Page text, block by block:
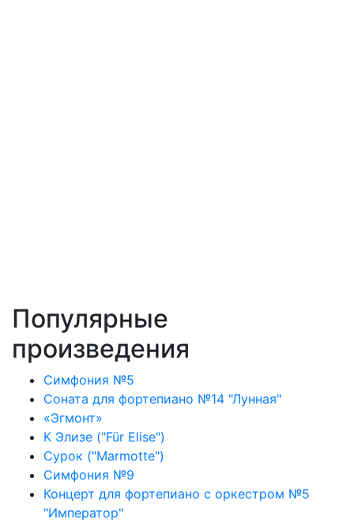
Популярные
произведения
Симфония №5
Соната для фортепиано №14 "Лунная"
«Эгмонт»
К Элизе ("Für Elise")
Сурок ("Marmotte")
Симфония №9
Концерт для фортепиано с оркестром №5
"Император"